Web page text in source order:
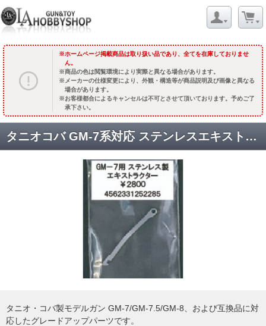
ホームページ掲載商品は取り扱い品であり、全てを在庫しておりませ
ん。
商品の色は閲覧環境により実際と異なる場合があります。
メーカーの仕様変更により、外観・構造等が商品説明及び画像と異なる
場合があります。
お客様都合によるキャンセルは不可とさせて頂いております。予めご了
承下さい。
タニオコバ GM-7系対応 ステンレスエキストラクター [取寄]
タニオ・コバ製モデルガン GM-7/GM-7.5/GM-8、および互換品に対
応したグレードアップパーツです。